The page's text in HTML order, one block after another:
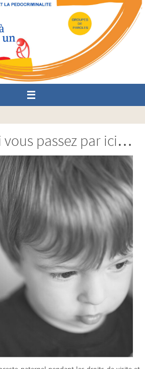
vous passez par ici…